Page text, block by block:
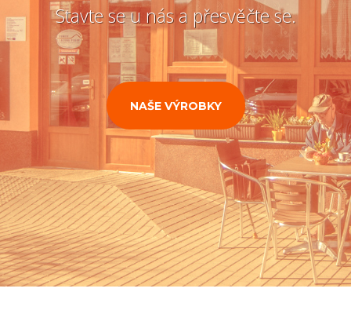
Stavte se u nás a přesvěčte se.
NAŠE VÝROBKY